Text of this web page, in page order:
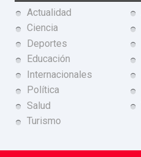
Actualidad
Ciencia
Deportes
Educación
Internacionales
Política
Salud
Turismo